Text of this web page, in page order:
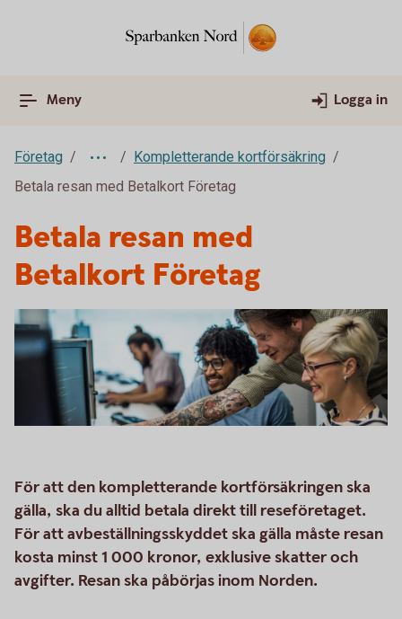
Meny Logga in
Företag
Kompletterande kortförsäkring
Betala resan med Betalkort Företag
Betala resan med
Betalkort Företag
För att den kompletterande kortförsäkringen ska
gälla, ska du alltid betala direkt till reseföretaget.
För att avbeställningsskyddet ska gälla måste resan
kosta minst 1 000 kronor, exklusive skatter och
avgifter. Resan ska påbörjas inom Norden.